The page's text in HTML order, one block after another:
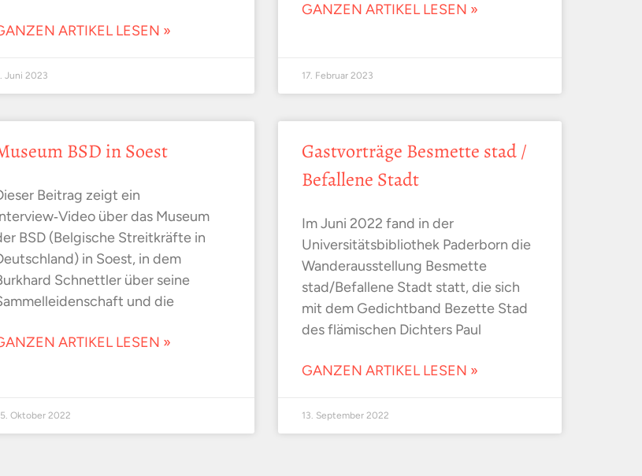
ARTIKEL LESEN »
Juni 2023
GANZEN ARTIKEL LESEN »
17. Februar 2023
BSD in Soest
Beitrag zeigt ein
über das Museum
BSD (Belgische Streitkräfte in
in Soest, in dem
Schnettler über seine
und die
ARTIKEL LESEN »
Oktober 2022
Gastvorträge Besmette stad /
Befallene Stadt
Im Juni 2022 fand in der
Universitätsbibliothek Paderborn die
Wanderausstellung Besmette
stad/Befallene Stadt statt, die sich
mit dem Gedichtband Bezette Stad
des flämischen Dichters Paul
GANZEN ARTIKEL LESEN »
13. September 2022